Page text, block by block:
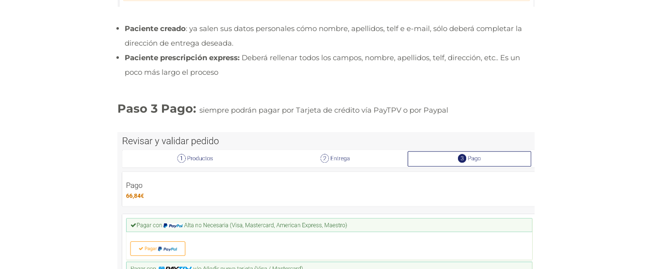
Paciente creado: ya salen sus datos personales cómo nombre, apellidos, telf e e-mail, sólo deberá completar la
dirección de entrega deseada.
Paciente prescripción express: Deberá rellenar todos los campos, nombre, apellidos, telf, dirección, etc.. Es un
poco más largo el proceso
Paso 3 Pago: siempre podrán pagar por Tarjeta de crédito vía PayTPV o por Paypal